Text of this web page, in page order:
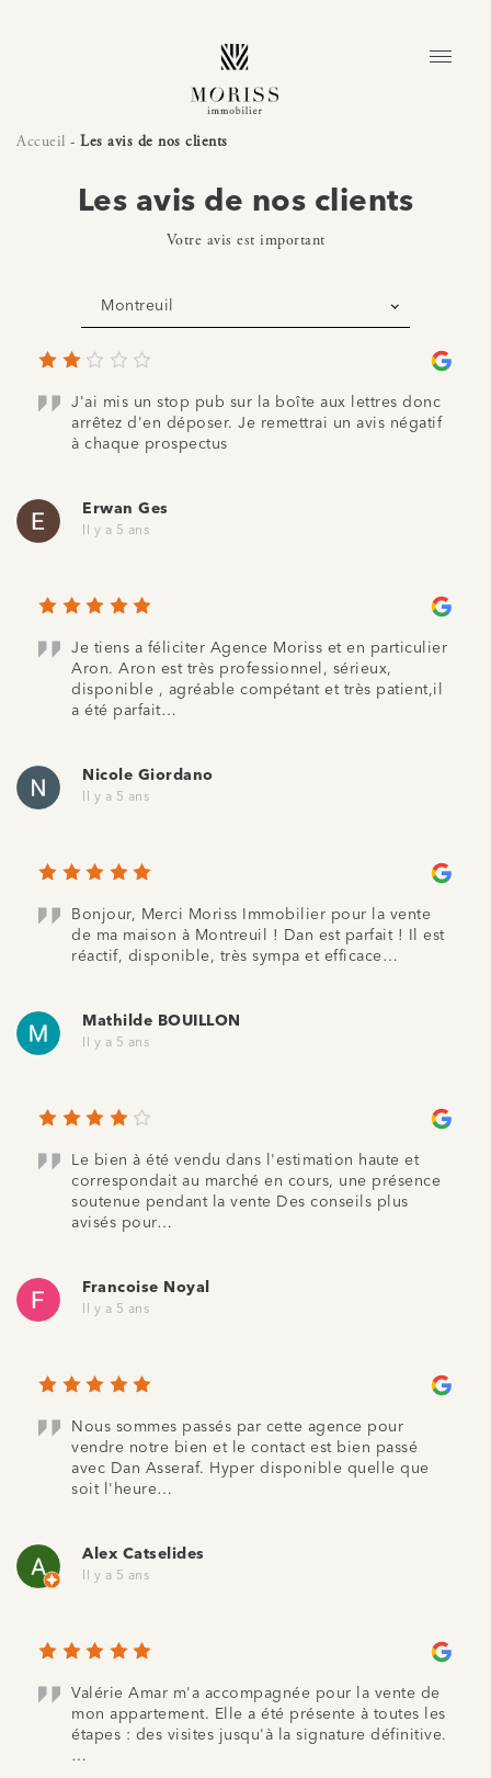
Accueil - Les avis de nos clients
Les avis de nos clients
Votre avis est important
Montreuil
J'ai mis un stop pub sur la boîte aux lettres donc
arrêtez d'en déposer. Je remettrai un avis négatif
à chaque prospectus
Erwan Ges
Il y a 5 ans
Je tiens a féliciter Agence Moriss et en particulier
Aron. Aron est très professionnel, sérieux,
disponible , agréable compétant et très patient,il
a été parfait…
Nicole Giordano
Il y a 5 ans
Bonjour, Merci Moriss Immobilier pour la vente
de ma maison à Montreuil ! Dan est parfait ! Il est
réactif, disponible, très sympa et efficace…
Mathilde BOUILLON
Il y a 5 ans
Le bien à été vendu dans l'estimation haute et
correspondait au marché en cours, une présence
soutenue pendant la vente Des conseils plus
avisés pour…
Francoise Noyal
Il y a 5 ans
Nous sommes passés par cette agence pour
vendre notre bien et le contact est bien passé
avec Dan Asseraf. Hyper disponible quelle que
soit l'heure…
Alex Catselides
Il y a 5 ans
Valérie Amar m'a accompagnée pour la vente de
mon appartement. Elle a été présente à toutes les
étapes : des visites jusqu'à la signature définitive.
…